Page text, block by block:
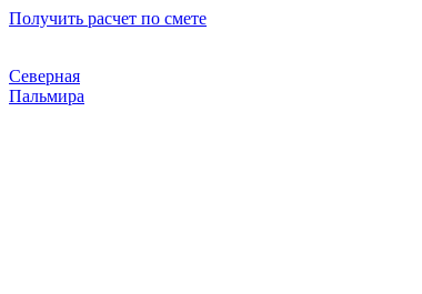
Получить расчет по смете
Северная
Пальмира